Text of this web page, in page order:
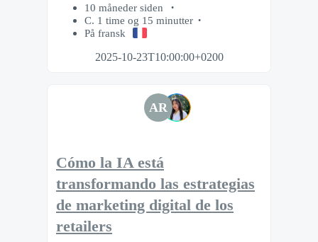
10 måneder siden
C. 1 time og 15 minutter
På fransk
2025-10-23T10:00:00+0200
AR
Cómo la IA está
transformando las estrategias
de marketing digital de los
retailers